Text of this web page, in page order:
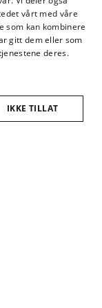
vårt med våre
som kan kombinere
gitt dem eller som
deres.
IKKE TILLAT